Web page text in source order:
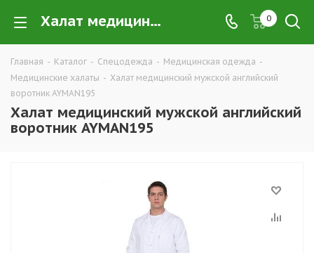
Халат медицинский мужской английский воротник AYMAN195 купить в Екатеринбурге по низким ценам оптом — интернет-магазин медицинских халатов в розницу компании ТД УРАЛСИЗ 0
Главная - Каталог - Спецодежда - Медицинская одежда -
Медицинские халаты - Халат медицинский мужской английский
воротник AYMAN195
Халат медицинский мужской английский
воротник AYMAN195